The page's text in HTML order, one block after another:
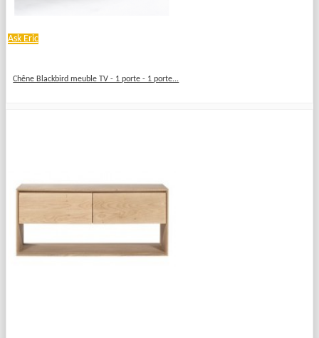
Ask Eric
Chêne Blackbird meuble TV - 1 porte - 1 porte...